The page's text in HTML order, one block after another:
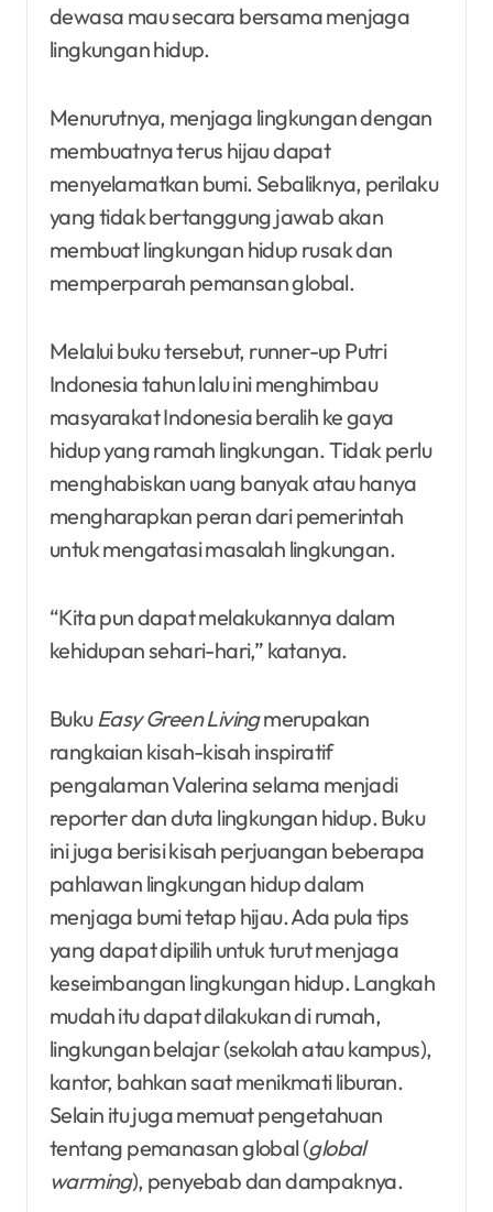
dewasa mau secara bersama menjaga
lingkungan hidup.
Menurutnya, menjaga lingkungan dengan
membuatnya terus hijau dapat
menyelamatkan bumi. Sebaliknya, perilaku
yang tidak bertanggung jawab akan
membuat lingkungan hidup rusak dan
memperparah pemansan global.
Melalui buku tersebut, runner-up Putri
Indonesia tahun lalu ini menghimbau
masyarakat Indonesia beralih ke gaya
hidup yang ramah lingkungan. Tidak perlu
menghabiskan uang banyak atau hanya
mengharapkan peran dari pemerintah
untuk mengatasi masalah lingkungan.
“Kita pun dapat melakukannya dalam
kehidupan sehari-hari,” katanya.
Buku Easy Green Livingmerupakan
rangkaian kisah-kisah inspiratif
pengalaman Valerina selama menjadi
reporter dan duta lingkungan hidup. Buku
ini juga berisi kisah perjuangan beberapa
pahlawan lingkungan hidup dalam
menjaga bumi tetap hijau. Ada pula tips
yang dapat dipilih untuk turut menjaga
keseimbangan lingkungan hidup. Langkah
mudah itu dapat dilakukan di rumah,
lingkungan belajar (sekolah atau kampus),
kantor, bahkan saat menikmati liburan.
Selain itu juga memuat pengetahuan
tentang pemanasan global (global
warming), penyebab dan dampaknya.